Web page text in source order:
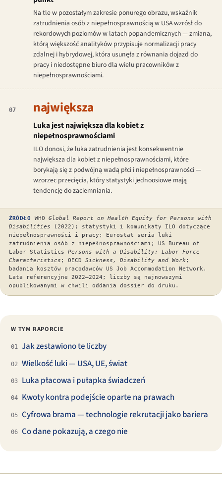
Na tle w pozostałym zakresie ponurego obrazu, wskaźnik
zatrudnienia osób z niepełnosprawnością w USA wzrósł do
rekordowych poziomów w latach popandemicznych — zmiana,
którą większość analityków przypisuje normalizacji pracy
zdalnej i hybrydowej, która usunęła z równania dojazd do
pracy i niedostępne biuro dla wielu pracowników z
niepełnosprawnościami.
07 największa
Luka jest największa dla kobiet z
niepełnosprawnościami
ILO donosi, że luka zatrudnienia jest konsekwentnie
największa dla kobiet z niepełnosprawnościami, które
borykają się z podwójną wadą płci i niepełnosprawności —
wzorzec przecięcia, który statystyki jednoosiowe mają
tendencję do zaciemniania.
ŹRÓDŁO WHOGlobal Report on Health Equity for Persons with
Disabilities (2022); statystyki i komunikaty ILO dotyczące
niepełnosprawności i pracy; Eurostat seria luki
zatrudnienia osób z niepełnosprawnościami; US Bureau of
Labor Statistics Persons with a Disability: Labor Force
Characteristics ; OECD Sickness, Disability and Work ;
badania kosztów pracodawców US Job Accommodation Network.
Lata referencyjne 2022–2024; liczby są najnowszymi
opublikowanymi w chwili oddania dossier do druku.
W TYM RAPORCIE
01 Jak zestawiono te liczby
02 Wielkość luki — USA, UE, świat
03 Luka płacowa i pułapka świadczeń
04 Kwoty kontra podejście oparte na prawach
05 Cyfrowa brama — technologie rekrutacji jako bariera
06 Co dane pokazują, a czego nie